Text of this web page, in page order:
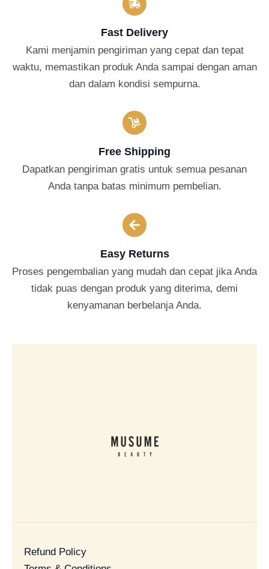
Fast Delivery
Kami menjamin pengiriman yang cepat dan tepat
waktu, memastikan produk Anda sampai dengan aman
dan dalam kondisi sempurna.
Free Shipping
Dapatkan pengiriman gratis untuk semua pesanan
Anda tanpa batas minimum pembelian.
Easy Returns
Proses pengembalian yang mudah dan cepat jika Anda
tidak puas dengan produk yang diterima, demi
kenyamanan berbelanja Anda.
Refund Policy